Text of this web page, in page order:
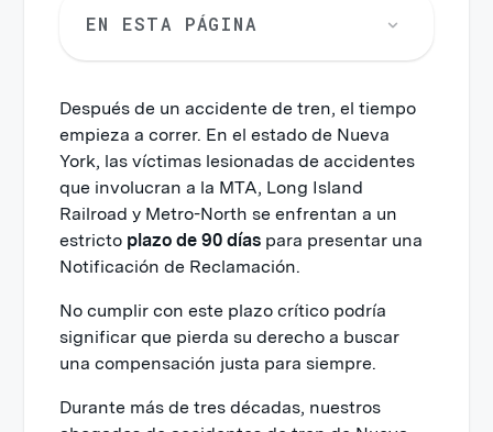
Después de un accidente de tren, el tiempo
empieza a correr. En el estado de Nueva
York, las víctimas lesionadas de accidentes
que involucran a la MTA, Long Island
Railroad y Metro-North se enfrentan a un
estricto plazo de 90 días para presentar una
Notificación de Reclamación.
No cumplir con este plazo crítico podría
significar que pierda su derecho a buscar
una compensación justa para siempre.
Durante más de tres décadas, nuestros
EN ESTA PÁGINA